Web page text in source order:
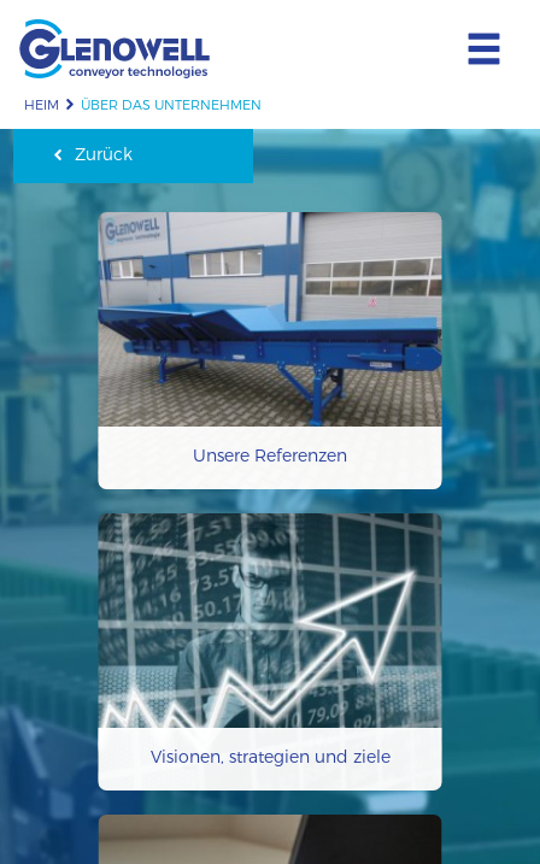
HEIM ÜBER DAS UNTERNEHMEN
Zurück
Unsere Referenzen
Visionen, strategien und ziele